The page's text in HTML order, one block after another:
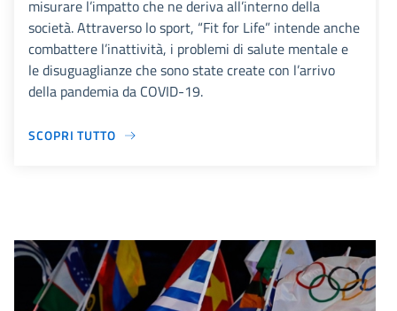
misurare l’impatto che ne deriva all’interno della
società. Attraverso lo sport, “Fit for Life” intende anche
combattere l’inattività, i problemi di salute mentale e
le disuguaglianze che sono state create con l’arrivo
della pandemia da COVID-19.
SCOPRI TUTTO